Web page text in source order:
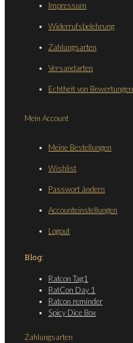
Impressum
Widerrufsbelehrung
Zahlungsarten
Versandarten
Echtheit von Bewertungen
Mein Account
Meine Bestellungen
Wishlist
Passwort ändern
Accounteinstellungen
Logout
Blog:
Ratcon Tag1
RatCon Day 1
Ratcon reminder
Spicy Dice Box
Zahlungsarten